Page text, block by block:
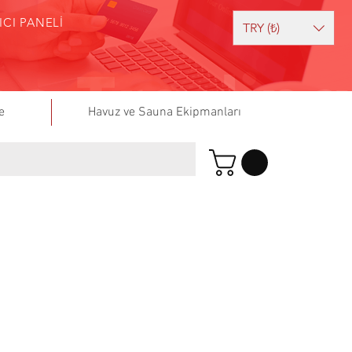
PANELİ TRY (₺)
Havuz ve Sauna Ekipmanları